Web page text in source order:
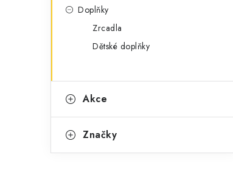
Doplňky
Zrcadla
Dětské doplňky
Akce
Značky